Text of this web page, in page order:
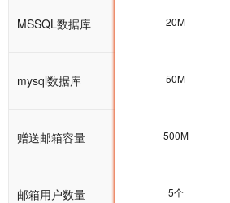
MSSQL数据库 20M
mysql数据库 50M
赠送邮箱容量 5G
邮箱用户数量 5个
20M
50M
500M
5个